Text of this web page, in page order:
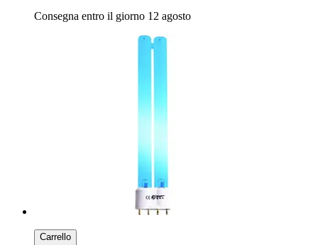
Consegna entro il giorno 12 agosto
Carrello